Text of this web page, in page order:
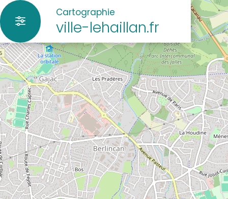
Cartographie
ville-lehaillan.fr